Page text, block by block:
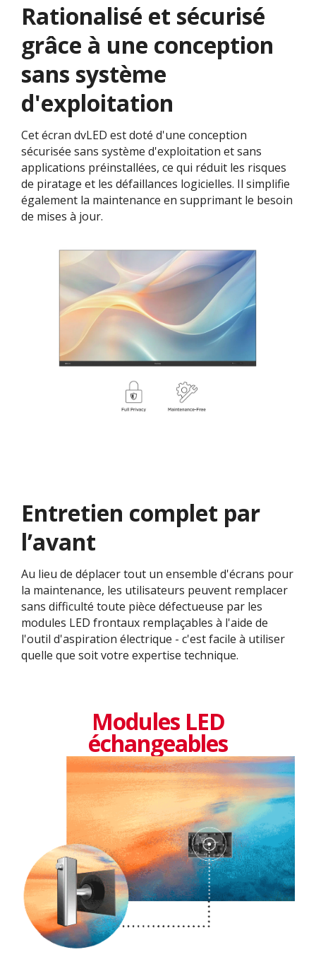
Rationalisé et sécurisé
grâce à une conception
sans système
d'exploitation​
Cet écran dvLED est doté d'une conception
sécurisée sans système d'exploitation et sans
applications préinstallées, ce qui réduit les risques
de piratage et les défaillances logicielles. Il simplifie
également la maintenance en supprimant le besoin
de mises à jour.
Entretien complet par
l’avant
Au lieu de déplacer tout un ensemble d'écrans pour
la maintenance, les utilisateurs peuvent remplacer
sans difficulté toute pièce défectueuse par les
modules LED frontaux remplaçables à l'aide de
l'outil d'aspiration électrique - c'est facile à utiliser
quelle que soit votre expertise technique.
Modules LED
échangeables